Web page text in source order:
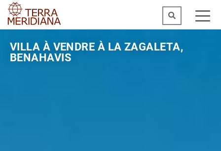
VILLA À VENDRE À LA ZAGALETA,
BENAHAVIS